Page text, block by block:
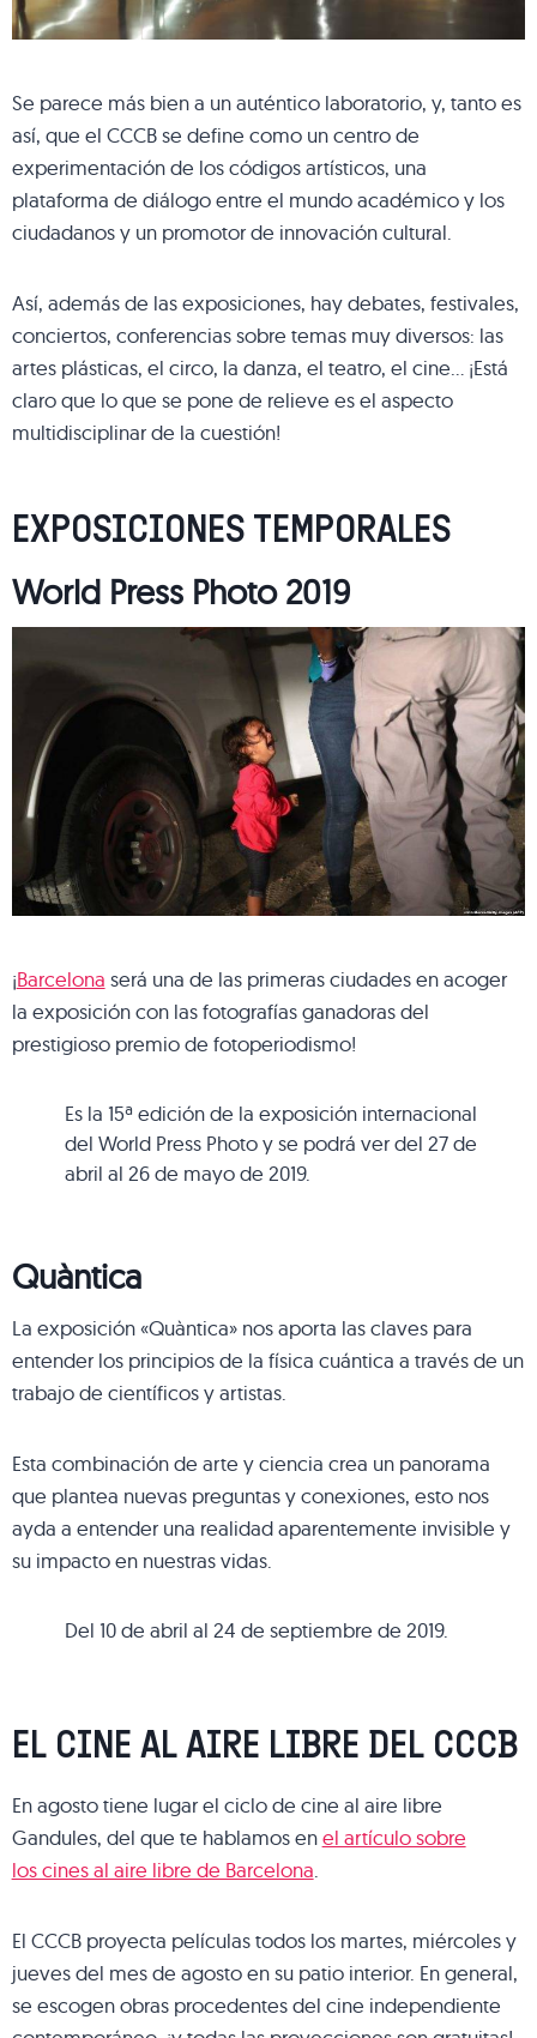
Se parece más bien a un auténtico laboratorio, y, tanto es
así, que el CCCB se define como un centro de
experimentación de los códigos artísticos, una
plataforma de diálogo entre el mundo académico y los
ciudadanos y un promotor de innovación cultural.
Así, además de las exposiciones, hay debates, festivales,
conciertos, conferencias sobre temas muy diversos: las
artes plásticas, el circo, la danza, el teatro, el cine… ¡Está
claro que lo que se pone de relieve es el aspecto
multidisciplinar de la cuestión!
EXPOSICIONES TEMPORALES
World Press Photo 2019
¡Barcelona será una de las primeras ciudades en acoger
la exposición con las fotografías ganadoras del
prestigioso premio de fotoperiodismo!
Es la 15ª edición de la exposición internacional
del World Press Photo y se podrá ver del 27 de
abril al 26 de mayo de 2019.
Quàntica
La exposición «Quàntica» nos aporta las claves para
entender los principios de la física cuántica a través de un
trabajo de científicos y artistas.
Esta combinación de arte y ciencia crea un panorama
que plantea nuevas preguntas y conexiones, esto nos
ayda a entender una realidad aparentemente invisible y
su impacto en nuestras vidas.
Del 10 de abril al 24 de septiembre de 2019.
EL CINE AL AIRE LIBRE DEL CCCB
En agosto tiene lugar el ciclo de cine al aire libre
Gandules, del que te hablamos enel artículo sobre
los cines al aire libre de Barcelona.
El CCCB proyecta películas todos los martes, miércoles y
jueves del mes de agosto en su patio interior. En general,
se escogen obras procedentes del cine independiente